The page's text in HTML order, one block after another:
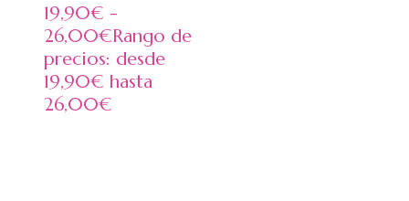
19,90€ -
26,00€Rango de
precios: desde
19,90€ hasta
26,00€